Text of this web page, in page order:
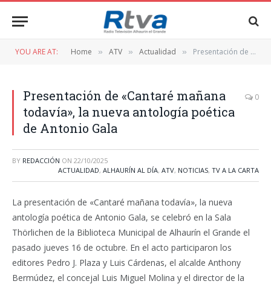
YOU ARE AT: Home » ATV » Actualidad » Presentación de «Cantaré mañana todavía», la nueva antología poética de Antonio Gala
Presentación de «Cantaré mañana
todavía», la nueva antología poética
de Antonio Gala
0
BY REDACCIÓN ON 22/10/2025
ACTUALIDAD, ALHAURÍN AL DÍA, ATV, NOTICIAS, TV A LA CARTA
La presentación de «Cantaré mañana todavía», la nueva
antología poética de Antonio Gala, se celebró en la Sala
Thörlichen de la Biblioteca Municipal de Alhaurín el Grande el
pasado jueves 16 de octubre. En el acto participaron los
editores Pedro J. Plaza y Luis Cárdenas, el alcalde Anthony
Bermúdez, el concejal Luis Miguel Molina y el director de la